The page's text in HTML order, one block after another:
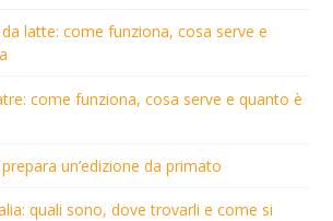
latte: come funziona, cosa serve e
come funziona, cosa serve e quanto è
un’edizione da primato
quali sono, dove trovarli e come si